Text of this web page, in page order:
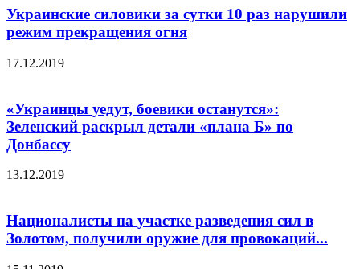
Украинские силовики за сутки 10 раз нарушили
режим прекращения огня
17.12.2019
«Украинцы уедут, боевики останутся»:
Зеленский раскрыл детали «плана Б» по
Донбассу
13.12.2019
Националисты на участке разведения сил в
Золотом, получили оружие для провокаций...